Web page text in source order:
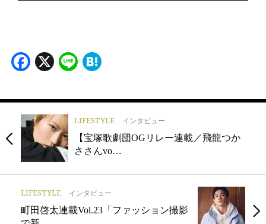
Facebook
X Line
LIFESTYLE インタビュー
【宝塚歌劇団OGリレー連載／飛龍つか
ささんvo…
LIFESTYLE インタビュー
町田啓太連載Vol.23「ファッション撮影